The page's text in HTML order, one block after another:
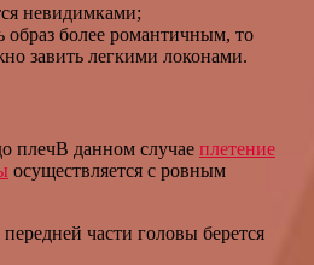
невидимками;
образ более романтичным, то
завить легкими локонами.
В данном случае плетение
осуществляется с ровным
части головы берется